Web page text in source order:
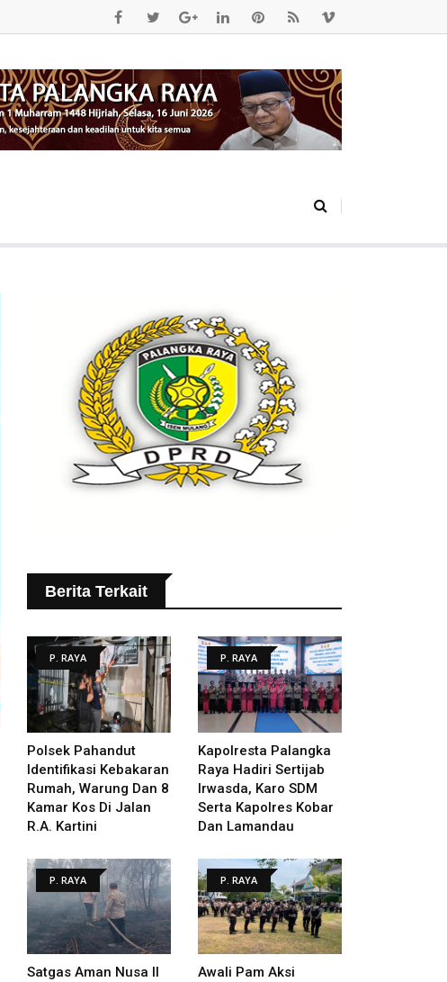
Berita Terkait
P. RAYA
Polsek Pahandut
Identifikasi Kebakaran
Rumah, Warung Dan 8
Kamar Kos Di Jalan
R.A. Kartini
P. RAYA
Kapolresta Palangka
Raya Hadiri Sertijab
Irwasda, Karo SDM
Serta Kapolres Kobar
Dan Lamandau
P. RAYA
Satgas Aman Nusa II
P. RAYA
Awali Pam Aksi